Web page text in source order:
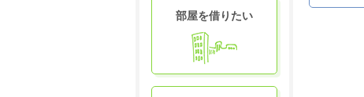
部屋を借りたい